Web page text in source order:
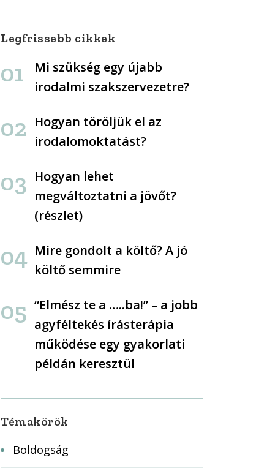
Legfrissebb cikkek
Mi szükség egy újabb
irodalmi szakszervezetre?
Hogyan töröljük el az
irodalomoktatást?
Hogyan lehet
megváltoztatni a jövőt?
(részlet)
Mire gondolt a költő? A jó
költő semmire
“Elmész te a …..ba!” – a jobb
agyféltekés írásterápia
működése egy gyakorlati
példán keresztül
Témakörök
Boldogság